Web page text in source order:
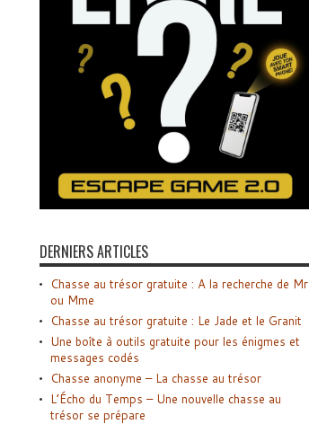
DERNIERS ARTICLES
Chasse au trésor gratuite : A la recherche de Mr
ou Mme
Chasse au trésor gratuite : Le Jade et le Granit
Une boîte à outils gratuite pour les énigmes et
messages codés
Chasse anonyme – La chasse au trésor
L’Écho du Temps – Une nouvelle chasse au
trésor se prépare